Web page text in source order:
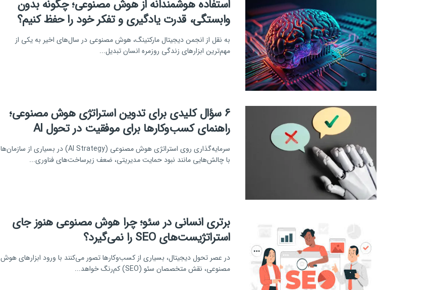
استفاده هوشمندانه از هوش مصنوعی؛ چگونه بدون
وابستگی، قدرت یادگیری و تفکر خود را حفظ کنیم؟
به نقل از انجمن دیجیتال مارکتینگ، هوش مصنوعی در سال‌های اخیر به یکی از
مهم‌ترین ابزارهای زندگی روزمره انسان تبدیل...
۶ سؤال کلیدی برای تدوین استراتژی هوش مصنوعی؛
راهنمای کسب‌وکارها برای موفقیت در تحول AI
سرمایه‌گذاری روی استراتژی هوش مصنوعی (AI Strategy) در بسیاری از سازمان‌ها
با چالش‌هایی مانند نبود حمایت مدیریتی، ضعف زیرساخت‌های فناوری...
برتری انسانی در سئو؛ چرا هوش مصنوعی هنوز جای
استراتژیست‌های SEO را نمی‌گیرد؟
در عصر تحول دیجیتال، بسیاری از کسب‌وکارها تصور می‌کنند با ورود ابزارهای هوش
مصنوعی، نقش متخصصان سئو (SEO) کم‌رنگ خواهد...